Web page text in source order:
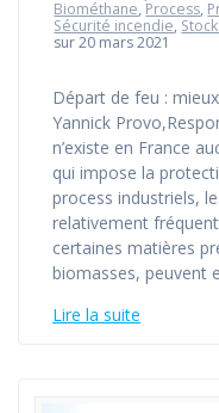
Biométhane, Process,
Sécurité incendie,
sur 20 mars 2021
Départ de feu :
Yannick
n’existe en France
qui impose la
process industriels,
relativement
certaines matières
biomasses, peuvent
Lire la suite